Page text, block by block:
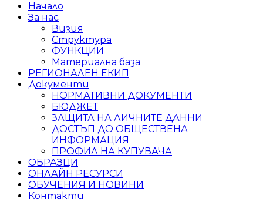
Начало
За нас
Визия
Структура
ФУНКЦИИ
Материална база
РЕГИОНАЛЕН ЕКИП
Документи
НОРМАТИВНИ ДОКУМЕНТИ
БЮДЖЕТ
ЗАЩИТА НА ЛИЧНИТЕ ДАННИ
ДОСТЪП ДО ОБЩЕСТВЕНА
ИНФОРМАЦИЯ
ПРОФИЛ НА КУПУВАЧА
ОБРАЗЦИ
ОНЛАЙН РЕСУРСИ
ОБУЧЕНИЯ И НОВИНИ
Контакти